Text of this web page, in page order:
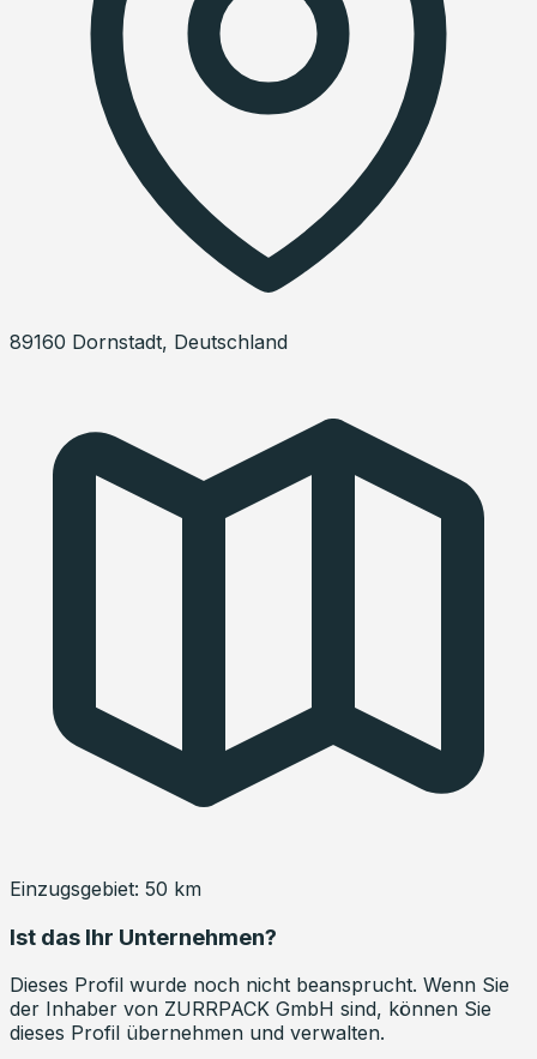
89160 Dornstadt, Deutschland
Einzugsgebiet: 50 km
Ist das Ihr Unternehmen?
Dieses Profil wurde noch nicht beansprucht. Wenn Sie
der Inhaber von ZURRPACK GmbH sind, können Sie
dieses Profil übernehmen und verwalten.